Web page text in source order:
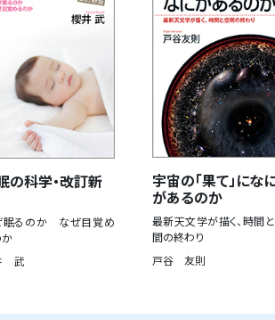
の科学・改訂新
眠るのか なぜ目覚め
武
宇宙の「果て」にな
があるのか
最新天文学が描く、時間
間の終わり
戸谷 友則